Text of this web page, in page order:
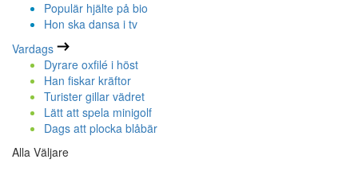
Populär hjälte på bio
Hon ska dansa i tv
Vardags
Dyrare oxfilé i höst
Han fiskar kräftor
Turister gillar vädret
Lätt att spela minigolf
Dags att plocka blåbär
Alla Väljare